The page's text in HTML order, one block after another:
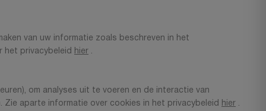
van uw informatie zoals beschreven in het
het privacybeleid
hier .
om analyses uit te voeren en de interactie van
Zie aparte informatie over cookies in het privacybeleid
hier .